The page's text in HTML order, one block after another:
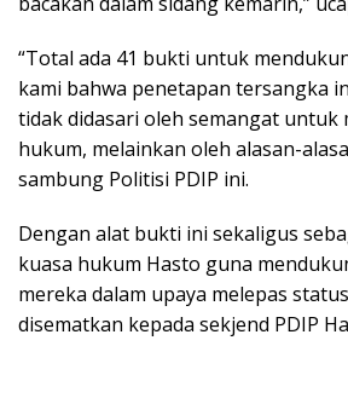
“Total ada 41 bukti untuk
kami bahwa penetapan tersangka
tidak didasari oleh semangat untuk
hukum, melainkan oleh alasan-
sambung Politisi PDIP ini.
Dengan alat bukti ini sekaligus
kuasa hukum Hasto guna
mereka dalam upaya melepas
disematkan kepada sekjend PDIP